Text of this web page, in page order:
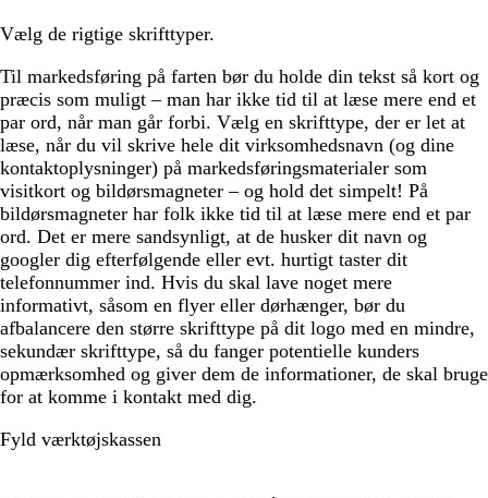
Vælg de rigtige skrifttyper.
Til markedsføring på farten bør du holde din tekst så kort og
præcis som muligt – man har ikke tid til at læse mere end et
par ord, når man går forbi. Vælg en skrifttype, der er let at
læse, når du vil skrive hele dit virksomhedsnavn (og dine
kontaktoplysninger) på markedsføringsmaterialer som
visitkort og bildørsmagneter – og hold det simpelt! På
bildørsmagneter har folk ikke tid til at læse mere end et par
ord. Det er mere sandsynligt, at de husker dit navn og
googler dig efterfølgende eller evt. hurtigt taster dit
telefonnummer ind. Hvis du skal lave noget mere
informativt, såsom en flyer eller dørhænger, bør du
afbalancere den større skrifttype på dit logo med en mindre,
sekundær skrifttype, så du fanger potentielle kunders
opmærksomhed og giver dem de informationer, de skal bruge
for at komme i kontakt med dig.
Fyld værktøjskassen